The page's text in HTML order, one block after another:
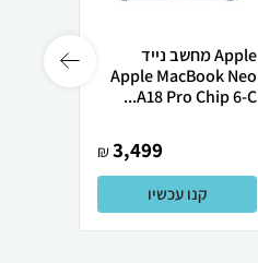
Apple מחשב נייד
Apple MacBook Neo
A18 Pro Chip 6-C...
3,499
₪
קנו עכשיו